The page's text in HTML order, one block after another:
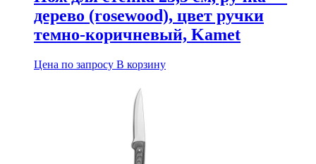
дерево (rosewood), цвет ручки
темно-коричневый, Kamet
Цена по запросу В корзину